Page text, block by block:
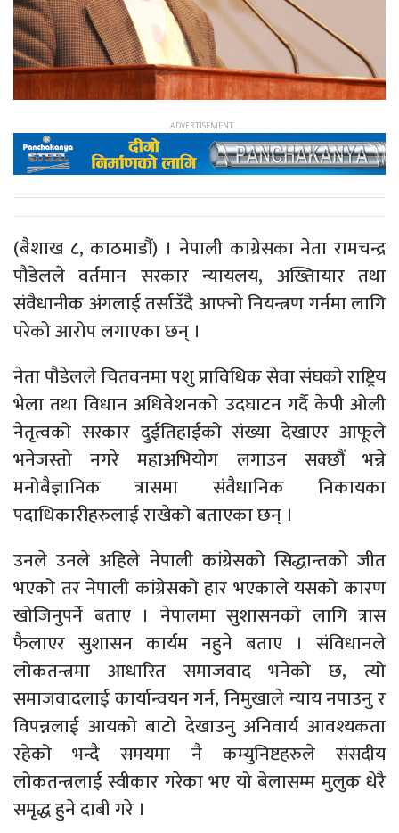
(बैशाख ८, काठमाडौं) । नेपाली काग्रेसका नेता रामचन्द्र
पौडेलले वर्तमान सरकार न्यायलय, अख्तिायार तथा
संवैधानीक अंगलाई तर्साउँदै आफ्नो नियन्त्रण गर्नमा लागि
परेको आरोप लगाएका छन् ।
नेता पौडेलले चितवनमा पशु प्राविधिक सेवा संघको राष्ट्रिय
भेला तथा विधान अधिवेशनको उदघाटन गर्दै केपी ओली
नेतृत्वको सरकार दुईतिहाईको संख्या देखाएर आफूले
भनेजस्तो नगरे महाअभियोग लगाउन सक्छौं भन्ने
मनोबैज्ञानिक त्रासमा संवैधानिक निकायका
पदाधिकारीहरुलाई राखेको बताएका छन् ।
उनले उनले अहिले नेपाली कांग्रेसको सिद्धान्तको जीत
भएको तर नेपाली कांग्रेसको हार भएकाले यसको कारण
खोजिनुपर्ने बताए । नेपालमा सुशासनको लागि त्रास
फैलाएर सुशासन कार्यम नहुने बताए । संविधानले
लोकतन्त्रमा आधारित समाजवाद भनेको छ, त्यो
समाजवादलाई कार्यान्वयन गर्न, निमुखाले न्याय नपाउनु र
विपन्नलाई आयको बाटो देखाउनु अनिवार्य आवश्यकता
रहेको भन्दै समयमा नै कम्युनिष्टहरुले संसदीय
लोकतन्त्रलाई स्वीकार गरेका भए यो बेलासम्म मुलुक धेरै
समृद्ध हुने दाबी गरे ।